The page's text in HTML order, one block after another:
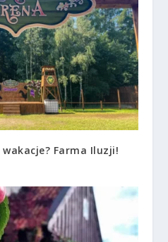
Farma Iluzji!